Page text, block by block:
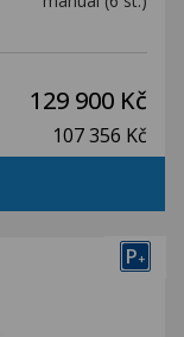
129 900 Kč
107 356 Kč
P+